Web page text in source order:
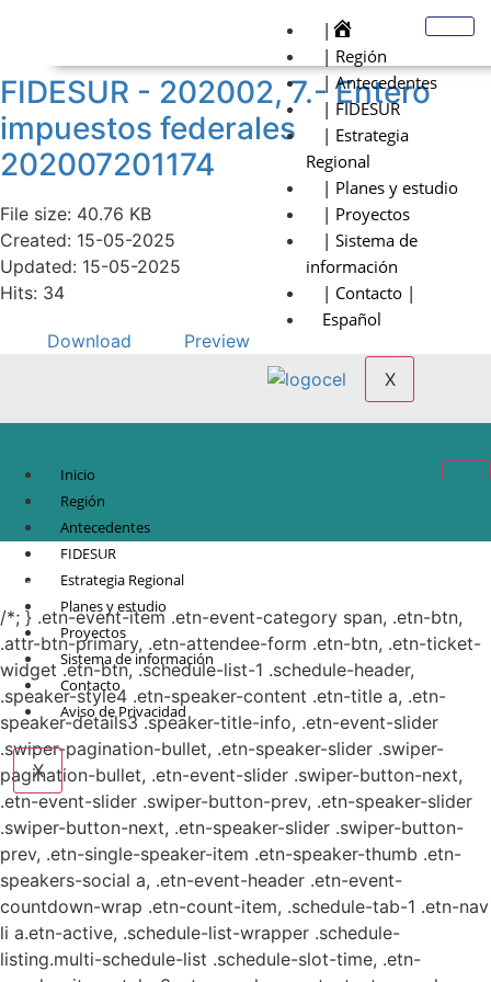
|
| Región
| Antecedentes
| FIDESUR
| Estrategia
Regional
| Planes y estudio
| Proyectos
| Sistema de
información
| Contacto |
Español
X
FIDESUR - 202002, 7.- Entero
impuestos federales
202007201174
File size: 40.76 KB
Created: 15-05-2025
Updated: 15-05-2025
Hits: 34
Download Preview
Inicio
Región
Antecedentes
FIDESUR
Estrategia Regional
Planes y estudio
Proyectos
Sistema de información
Contacto
Aviso de Privacidad
X
© Copyright 2021.
Sureste.
/*; } .etn-event-item .etn-event-category span, .etn-btn,
.attr-btn-primary, .etn-attendee-form .etn-btn, .etn-ticket-
widget .etn-btn, .schedule-list-1 .schedule-header,
.speaker-style4 .etn-speaker-content .etn-title a, .etn-
speaker-details3 .speaker-title-info, .etn-event-slider
.swiper-pagination-bullet, .etn-speaker-slider .swiper-
pagination-bullet, .etn-event-slider .swiper-button-next,
.etn-event-slider .swiper-button-prev, .etn-speaker-slider
.swiper-button-next, .etn-speaker-slider .swiper-button-
prev, .etn-single-speaker-item .etn-speaker-thumb .etn-
speakers-social a, .etn-event-header .etn-event-
countdown-wrap .etn-count-item, .schedule-tab-1 .etn-nav
li a.etn-active, .schedule-list-wrapper .schedule-
listing.multi-schedule-list .schedule-slot-time, .etn-